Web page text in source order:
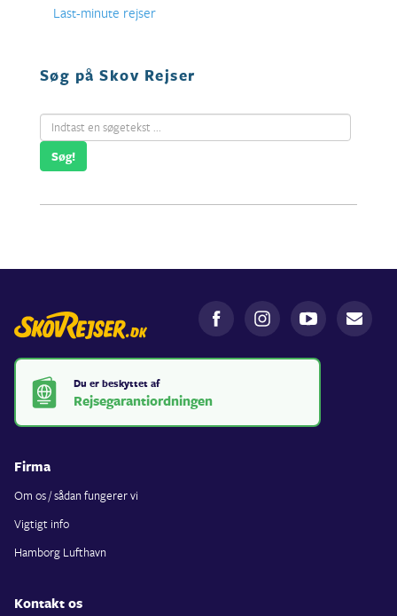
Last-minute rejser
Søg på Skov Rejser
Du er beskyttet af
Rejsegarantiordningen
Firma
Om os / sådan fungerer vi
Vigtigt info
Hamborg Lufthavn
Kontakt os